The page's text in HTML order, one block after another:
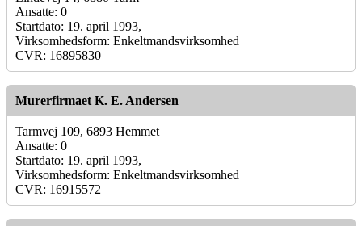
Ansatte: 0
Startdato: 19. april 1993,
Virksomhedsform: Enkeltmandsvirksomhed
CVR: 16895830
Murerfirmaet K. E. Andersen
Tarmvej 109, 6893 Hemmet
Ansatte: 0
Startdato: 19. april 1993,
Virksomhedsform: Enkeltmandsvirksomhed
CVR: 16915572